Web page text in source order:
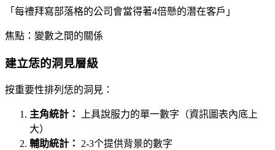
「每禮拜寫部落格的公司會當得著4倍懸的潛在客戶」
焦點：變數之間的關係
建立恁的洞見層級
按重要性排列恁的洞見：
主角統計：
上具說服力的單一數字（資訊圖表內底上
大）
輔助統計：
2-3个提供背景的數字